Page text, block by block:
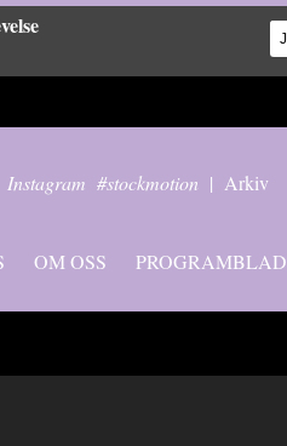
Instagram #stockmotion | Arkiv
OM OSS PROGRAMBLAD